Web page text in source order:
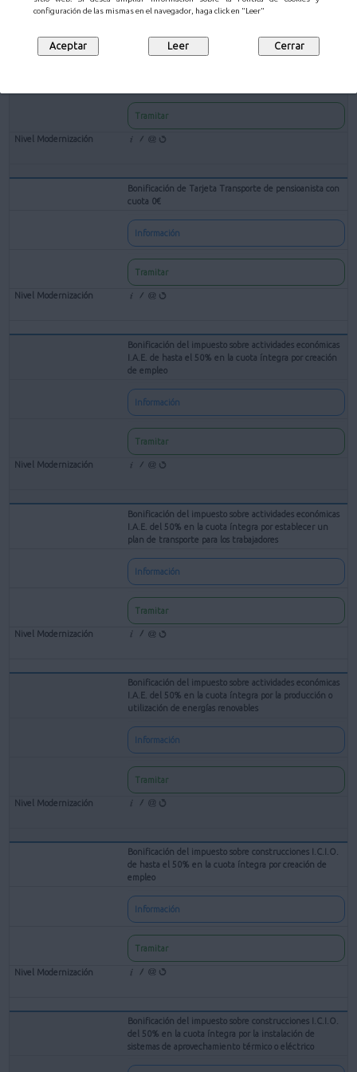
configuración de las mismas en el navegador, haga click en "Leer"
Tramitar
Bonificación de Tarjeta Transporte de pensioanista con
cuota 0€
Información
Tramitar
Bonificación del impuesto sobre actividades económicas
I.A.E. de hasta el 50% en la cuota íntegra por creación
de empleo
Información
Tramitar
Bonificación del impuesto sobre actividades económicas
I.A.E. del 50% en la cuota íntegra por establecer un
plan de transporte para los trabajadores
Información
Tramitar
Bonificación del impuesto sobre actividades económicas
I.A.E. del 50% en la cuota íntegra por la producción o
utilización de energías renovables
Información
Tramitar
Bonificación del impuesto sobre construcciones I.C.I.O.
de hasta el 50% en la cuota íntegra por creación de
empleo
Información
Tramitar
Bonificación del impuesto sobre construcciones I.C.I.O.
del 50% en la cuota íntegra por la instalación de
sistemas de aprovechamiento térmico o eléctrico